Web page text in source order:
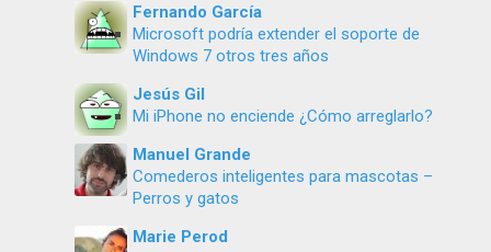
Fernando García
Microsoft podría extender el soporte de
Windows 7 otros tres años
Jesús Gil
Mi iPhone no enciende ¿Cómo arreglarlo?
Manuel Grande
Comederos inteligentes para mascotas –
Perros y gatos
Marie Perod